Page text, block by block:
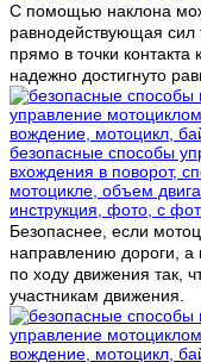
С помощью наклона
равнодействующая сил
прямо в точки
надежно достигнуто
Безопаснее, если
направлению дороги, а
по ходу движения так,
участникам движения.